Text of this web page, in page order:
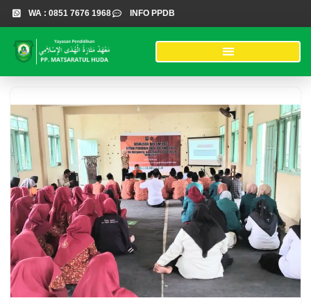
Lompat
ke
WA : 0851 7676 1968 INFO PPDB